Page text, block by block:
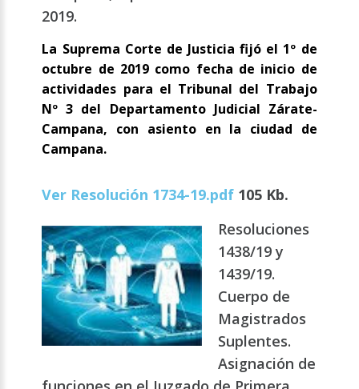
2019.
La Suprema Corte de Justicia fijó el 1º de
octubre de 2019 como fecha de inicio de
actividades para el Tribunal del Trabajo
Nº 3 del Departamento Judicial Zárate-
Campana, con asiento en la ciudad de
Campana.
Ver Resolución 1734-19.pdf 105 Kb.
Resoluciones
1438/19 y
1439/19.
Cuerpo de
Magistrados
Suplentes.
Asignación de